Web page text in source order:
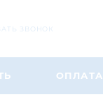
ЗВОНОК
ОПЛАТА